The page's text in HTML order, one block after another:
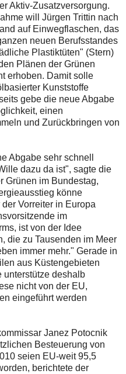
Aktiv-Zusatzversorgung.
will Jürgen Trittin nach
auf Einwegflaschen, das
neuen Berufsstandes
Plastiktüten" (Stern)
Plänen der Grünen
erhoben. Damit solle
Kunststoffe
gebe die neue Abgabe
einen
und Zurückbringen von
Abgabe sehr schnell
dazu da ist", sagte die
Grünen im Bundestag,
könne
Vorreiter in Europa
im
ist von der Idee
die zu Tausenden im Meer
immer mehr." Gerade in
aus Küstengebieten
unterstütze deshalb
nicht von der EU,
eingeführt werden
Janez Potocnik
Besteuerung von
seien EU-weit 95,5
berichtete der